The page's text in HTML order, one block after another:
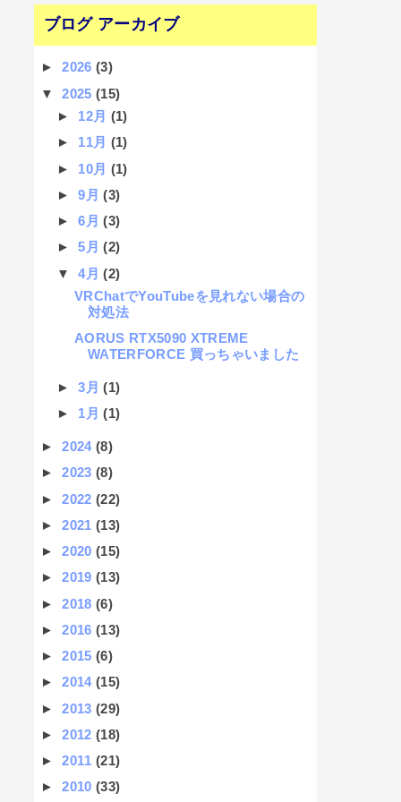
ブログ アーカイブ
►2026(3)
▼2025(15)
► 12月 (1)
► 11月 (1)
► 10月 (1)
►9月(3)
►6月(3)
►5月(2)
▼4月(2)
VRChatでYouTubeを見れない場合の
対処法
AORUS RTX5090 XTREME
WATERFORCE 買っちゃいました
►3月(1)
► 1月(1)
►2024(8)
►2023(8)
►2022(22)
►2021(13)
►2020(15)
►2019(13)
►2018(6)
►2016(13)
►2015(6)
►2014(15)
►2013(29)
►2012(18)
►2011(21)
►2010(33)